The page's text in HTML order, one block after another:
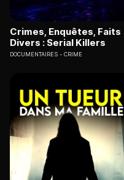
Crimes, Enquêtes, Faits
Divers : Serial Killers
DOCUMENTAIRES CRIME